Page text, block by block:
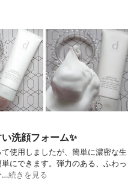
洗顔フォーム✨
使用しましたが、簡単に濃密な生
にできます。弾力のある、ふわっ
…続きを見る